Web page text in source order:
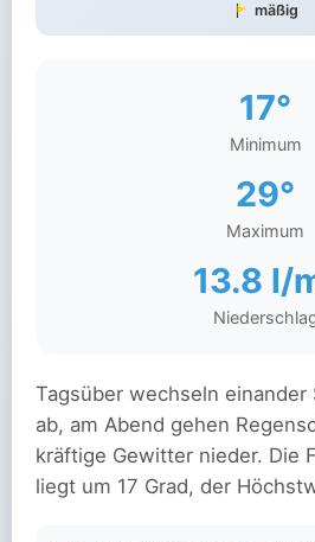
mäßig
17°
Minimum
29°
Maximum
13.8 l/
Tagsüber wechseln einander
ab, am Abend gehen
kräftige Gewitter nieder. Die
liegt um 17 Grad, der